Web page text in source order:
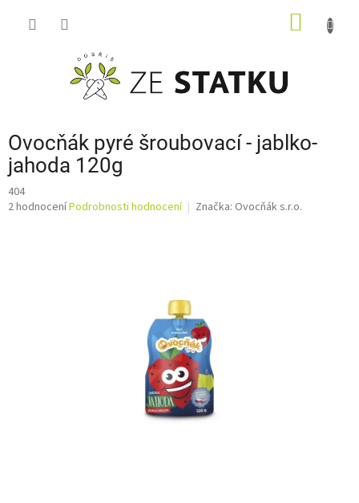
Ovocňák pyré šroubovací - jablko-
jahoda 120g
404
Průměrné
2 hodnoceníPodrobnosti hodnocení Značka: Ovocňák s.r.o.